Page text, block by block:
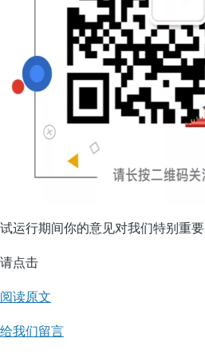
试运行期间你的意见对我们特别重要
请点击
阅读原文
给我们留言